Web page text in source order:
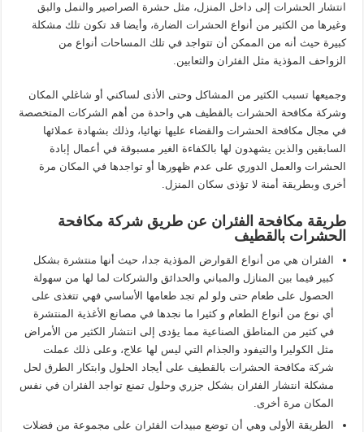
انتشار الحشرات إلى داخل المنزل، مثل حشرة الصراصير والنمل والبق
وغيرها من الكثير من أنواع الحشرات الضارة، وأيضا قد تكون تلك مشكلة
كبيرة حيث أنه من الممكن أن تتواجد في تلك المساحات أنواع من
الزواحف المؤذية مثل الفئران والثعابين.
وجميعها تسبب الكثير من المشاكل وحتى الأذى لساكني أو شاغلي المكان
وشركة مكافحة الحشرات بالقطيف هي واحدة من أهم الشركات المتخصصة
في مجال مكافحة الحشرات والقضاء عليها نهائيا، وذلك بشهادة عملائها
السابقين والذين يشهدون لها بالكفاءة الغير مسبوقة في أعمال إبادة
الحشرات والعمل الدوري على عدم ظهورها أو تواجدها في المكان مرة
أخرى وبطريقة أمنة لا تؤذى سكان المنزل.
طريقة مكافحة الفئران عن طريق شركة مكافحة
الحشرات بالقطيف
الفئران هي من أنواع القوارض المؤذية جدا، حيث أنها منتشرة بشكل
كبير فيما بين المنازل والمباني والحدائق والشركات لما لها من سهولة
الحصول على طعام حتى ولو لم تجد طعامها الأساسي فهي تتغذى على
أي نوع من أنواع الطعام و كثيرا ما نجدها في مصانع الأغذية المنتشرة
في كثير من المناطق الصناعية مما يؤدى إلى انتشار الكثير من الأمراض
مثل الكوليرا والتيفود والجذام التي ليس لها علاج، وعلى ذلك عملت
شركة مكافحة الحشرات بالقطيف على أيجاد الحلول وابتكار الطرق لحل
مشكلة انتشار الفئران بشكل جزري وحلول تمنع تواجد الفئران في نفس
المكان مرة أخرى.
الطريقة الأولى وهي أن توضع مبيدات الفئران على مجموعة من فضلات